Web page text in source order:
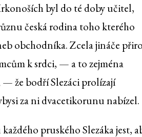
byl do té doby učitel,
česká rodina toho kterého
obchodníka. Zcela jináče
k srdci, — a to zejména
— že bodří Slezáci prolízají
za ni dvacetikorunu nabízel.
pruského Slezáka jest,